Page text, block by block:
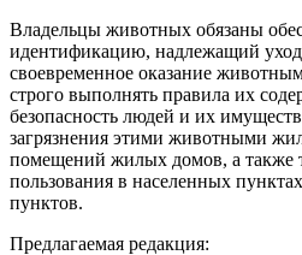
Владельцы животных обязаны
идентификацию, надлежащий
своевременное оказание
строго выполнять правила их
безопасность людей и их
загрязнения этими животными
помещений жилых домов, а также
пользования в населенных
пунктов.
Предлагаемая редакция: